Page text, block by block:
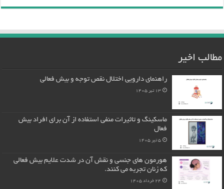
مطالب اخیر
راهنمای دارویی اختلال نقص توجه و بیش فعالی
13 تیر 1405
ماسکینگ و تاثیرات منفی استفاده از آن برای افراد بیش
فعال
5 تیر 1405
هورمون های جنسی و نقش آن در شدت علایم بیش فعالی
که زنان تجربه می کنند.
24 خرداد 1405